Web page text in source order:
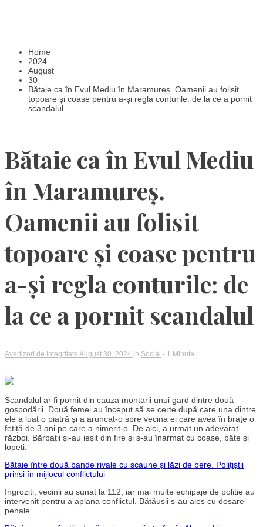
Home
2024
August
30
Bătaie ca în Evul Mediu în Maramureș. Oamenii au folisit
topoare și coase pentru a-și regla conturile: de la ce a pornit
scandalul
Bătaie ca în Evul Mediu
în Maramureș.
Oamenii au folisit
topoare și coase pentru
a-și regla conturile: de
la ce a pornit scandalul
Avertizori de Integritate August 30, 2024 in Social - 1 Minute
Scandalul ar fi pornit din cauza montarii unui gard dintre două
gospodării. Două femei au început să se certe după care una dintre
ele a luat o piatră și a aruncat-o spre vecina ei care avea în brațe o
fetiță de 3 ani pe care a nimerit-o. De aici, a urmat un adevărat
război. Bărbații și-au ieșit din fire și s-au înarmat cu coase, bâte și
lopeți.
Bătaie între două bande rivale cu scaune și lăzi de bere. Polițiștii
prinși în mijlocul conflictului
Ingroziti, vecinii au sunat la 112, iar mai multe echipaje de politie au
intervenit pentru a aplana conflictul. Bătăușii s-au ales cu dosare
penale.